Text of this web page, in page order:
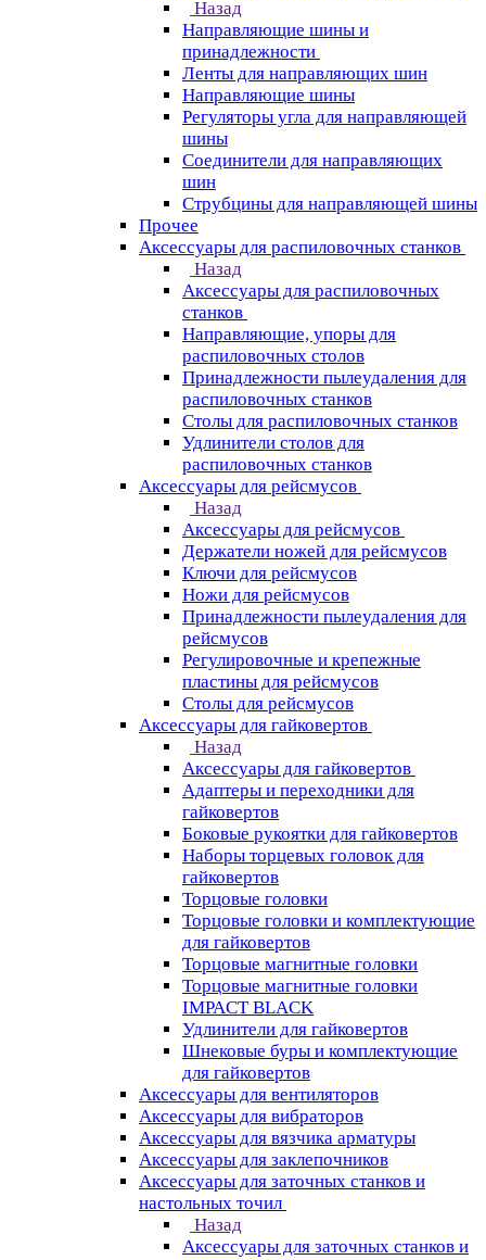
Назад
Направляющие шины и
принадлежности
Ленты для направляющих шин
Направляющие шины
Регуляторы угла для направляющей
шины
Соединители для направляющих
шин
Струбцины для направляющей шины
Прочее
Аксессуары для распиловочных станков
Назад
Аксессуары для распиловочных
станков
Направляющие, упоры для
распиловочных столов
Принадлежности пылеудаления для
распиловочных станков
Столы для распиловочных станков
Удлинители столов для
распиловочных станков
Аксессуары для рейсмусов
Назад
Аксессуары для рейсмусов
Держатели ножей для рейсмусов
Ключи для рейсмусов
Ножи для рейсмусов
Принадлежности пылеудаления для
рейсмусов
Регулировочные и крепежные
пластины для рейсмусов
Столы для рейсмусов
Аксессуары для гайковертов
Назад
Аксессуары для гайковертов
Адаптеры и переходники для
гайковертов
Боковые рукоятки для гайковертов
Наборы торцевых головок для
гайковертов
Торцовые головки
Торцовые головки и комплектующие
для гайковертов
Торцовые магнитные головки
Торцовые магнитные головки
IMPACT BLACK
Удлинители для гайковертов
Шнековые буры и комплектующие
для гайковертов
Аксессуары для вентиляторов
Аксессуары для вибраторов
Аксессуары для вязчика арматуры
Аксессуары для заклепочников
Аксессуары для заточных станков и
настольных точил
Назад
Аксессуары для заточных станков и